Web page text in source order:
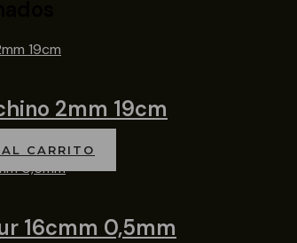
2mm 19cm
CARRITO
16cmm 0,5mm